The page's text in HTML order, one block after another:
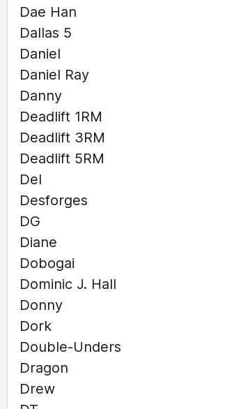
Dae Han
Dallas 5
Daniel
Daniel Ray
Danny
Deadlift 1RM
Deadlift 3RM
Deadlift 5RM
Del
Desforges
DG
Diane
Dobogai
Dominic J. Hall
Donny
Dork
Double-Unders
Dragon
Drew